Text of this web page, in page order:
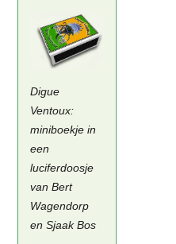
Digue
Ventoux:
miniboekje in
een
luciferdoosje
van Bert
Wagendorp
en Sjaak Bos